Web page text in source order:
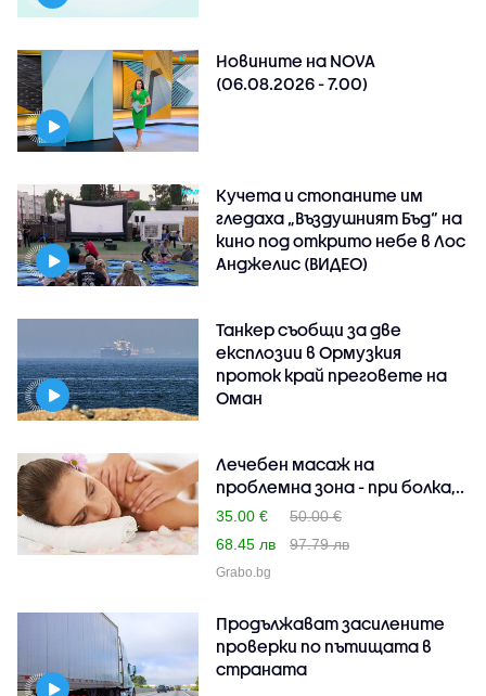
Новините на NOVA
(06.08.2026 - 7.00)
Кучета и стопаните им
гледаха „Въздушният Бъд“ на
кино под открито небе в Лос
Анджелис (ВИДЕО)
Танкер съобщи за две
експлозии в Ормузкия
проток край преговете на
Оман
Лечебен масаж на
проблемна зона - при болка,..
35.00 €
50.00 €
68.45 лв
97.79 лв
Grabo.bg
Продължават засилените
проверки по пътищата в
страната